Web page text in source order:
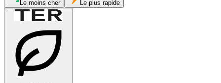
Le moins cher Le plus rapide